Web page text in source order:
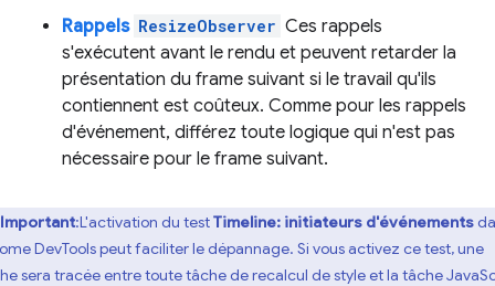
Rappels ResizeObserver Ces rappels
s'exécutent avant le rendu et peuvent retarder la
présentation du frame suivant si le travail qu'ils
contiennent est coûteux. Comme pour les rappels
d'événement, différez toute logique qui n'est pas
nécessaire pour le frame suivant.
Important:L'activation du testTimeline: initiateurs d'événements
DevTools peut faciliter le dépannage. Si vous activez ce test, une
sera tracée entre toute tâche de recalcul de style et la tâche